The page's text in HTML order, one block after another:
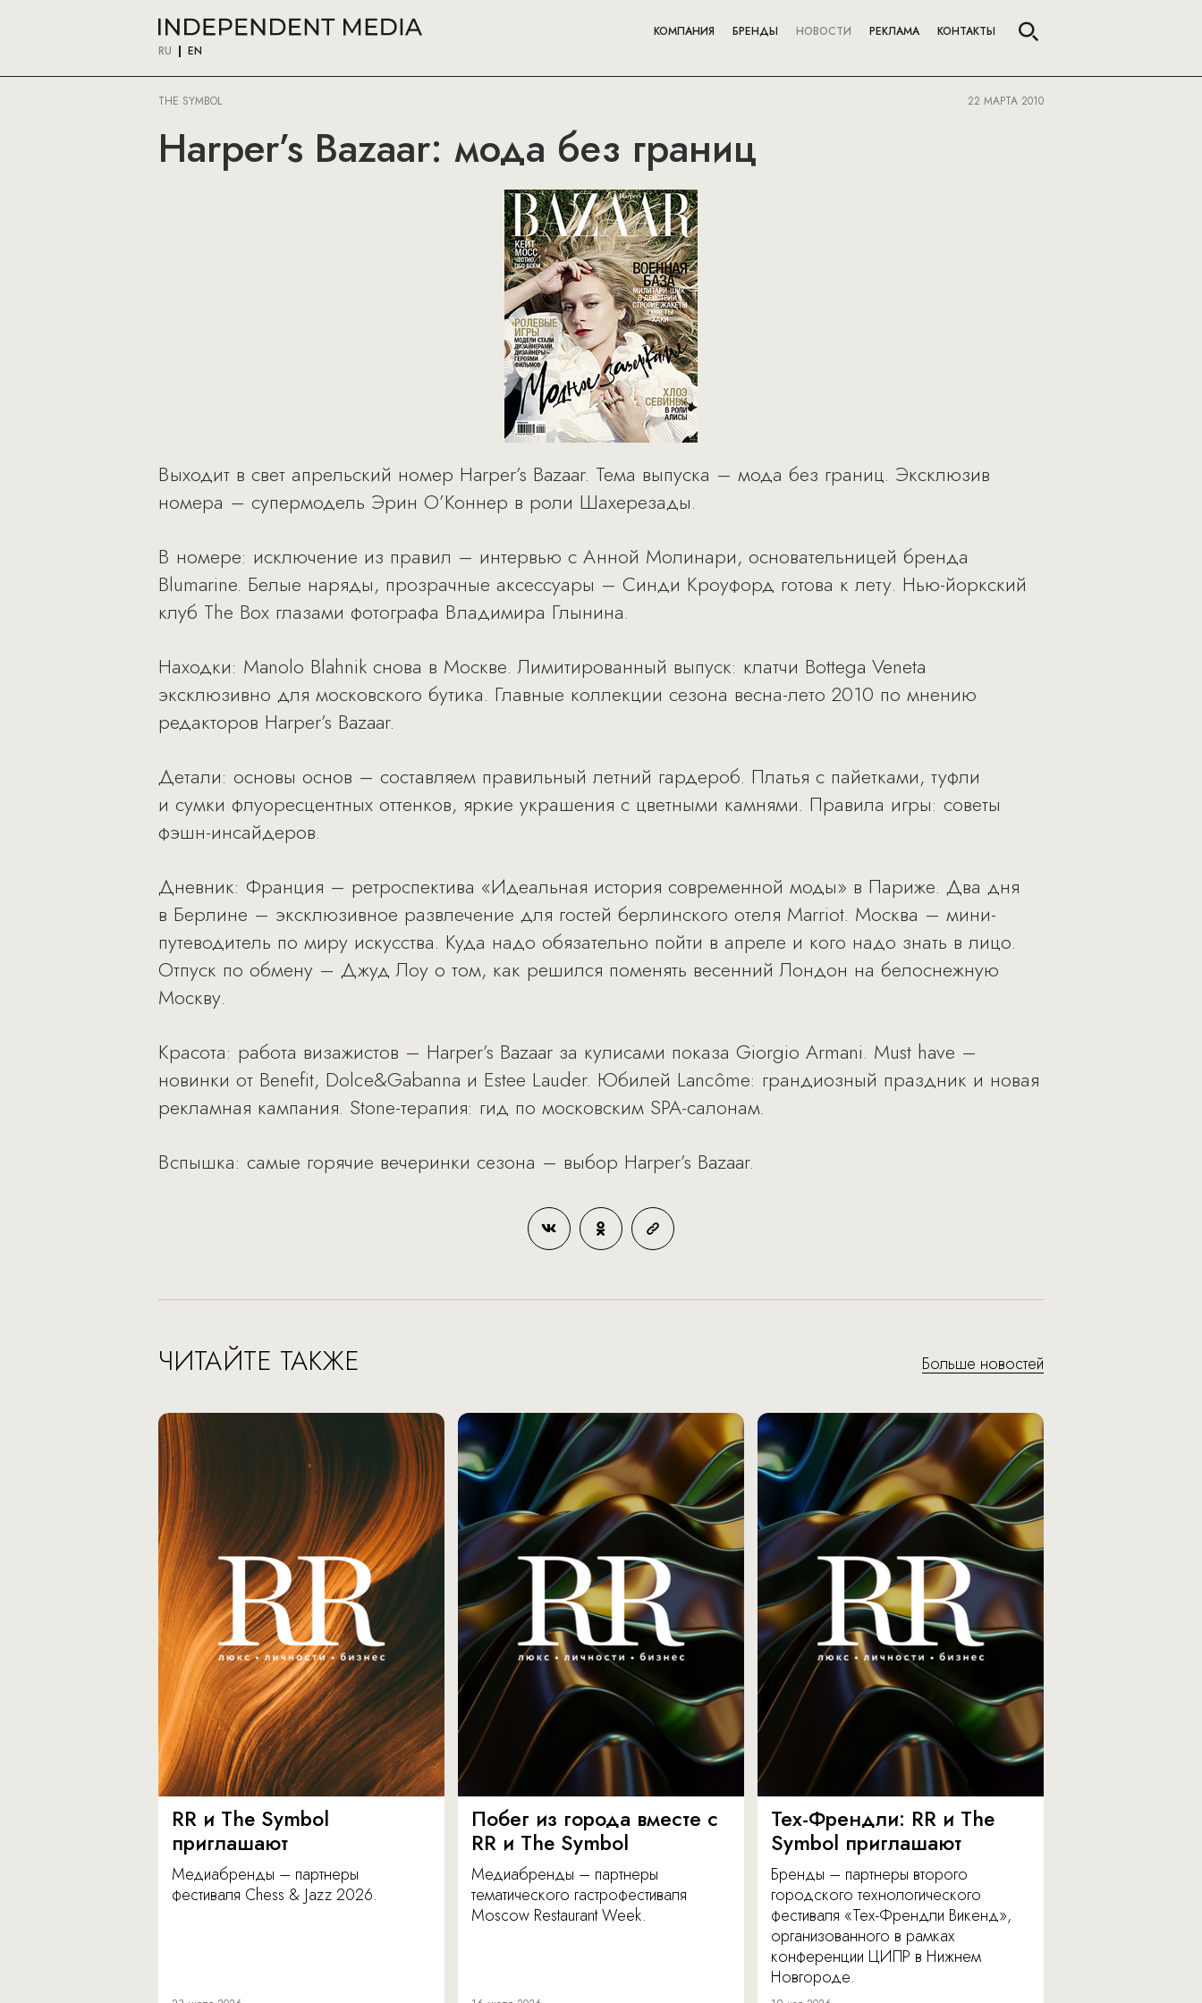
RU EN
КОМПАНИЯ БРЕНДЫ НОВОСТИ РЕКЛАМА КОНТАКТЫ
THE SYMBOL 22 МАРТА 2010
Harper’s Bazaar: мода без границ
Выходит в свет апрельский номер Harper’s Bazaar. Тема выпуска – мода без границ. Эксклюзив
номера – супермодель Эрин О’Коннер в роли Шахерезады.
В номере: исключение из правил – интервью с Анной Молинари, основательницей бренда
Blumarine. Белые наряды, прозрачные аксессуары – Синди Кроуфорд готова к лету. Нью-йоркский
клуб The Box глазами фотографа Владимира Глынина.
Находки: Manolo Blahnik снова в Москве. Лимитированный выпуск: клатчи Bottega Veneta
эксклюзивно для московского бутика. Главные коллекции сезона весна-лето 2010 по мнению
редакторов Harper’s Bazaar.
Детали: основы основ – составляем правильный летний гардероб. Платья с пайетками, туфли
и сумки флуоресцентных оттенков, яркие украшения с цветными камнями. Правила игры: советы
фэшн-инсайдеров.
Дневник: Франция – ретроспектива «Идеальная история современной моды» в Париже. Два дня
в Берлине – эксклюзивное развлечение для гостей берлинского отеля Marriot. Москва – мини-
путеводитель по миру искусства. Куда надо обязательно пойти в апреле и кого надо знать в лицо.
Отпуск по обмену – Джуд Лоу о том, как решился поменять весенний Лондон на белоснежную
Москву.
Красота: работа визажистов – Harper’s Bazaar за кулисами показа Giorgio Armani. Must have –
новинки от Benefit, Dolce&Gabanna и Estee Lauder. Юбилей Lancôme: грандиозный праздник и новая
рекламная кампания. Stone-терапия: гид по московским SPA-салонам.
Вспышка: самые горячие вечеринки сезона – выбор Harper’s Bazaar.
ЧИТАЙТЕ ТАКЖЕ Больше новостей
RR и The Symbol
приглашают
Медиабренды – партнеры
фестиваля Chess & Jazz 2026.
Побег из города вместе с
RR и The Symbol
Медиабренды – партнеры
тематического гастрофестиваля
Moscow Restaurant Week.
Тех-Френдли: RR и The
Symbol приглашают
Бренды – партнеры второго
городского технологического
фестиваля «Тех-Френдли Викенд»,
организованного в рамках
конференции ЦИПР в Нижнем
Новгороде.